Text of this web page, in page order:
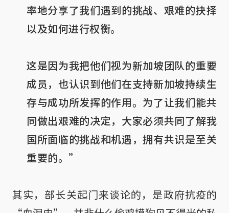
率地分享了我们遇到的挑战、艰难的抉择
以及如何进行权衡。
这是因为我把他们视为新加坡团队的重要
成员，也认识到他们在支持新加坡持续生
存与成功所发挥的作用。为了让我们能共
同做出艰难的决定，大家必须共同了解我
国所面临的挑战和机遇，拥有共识是至关
重要的。”
其实，部长关起门来谈论的，是政府抗疫的